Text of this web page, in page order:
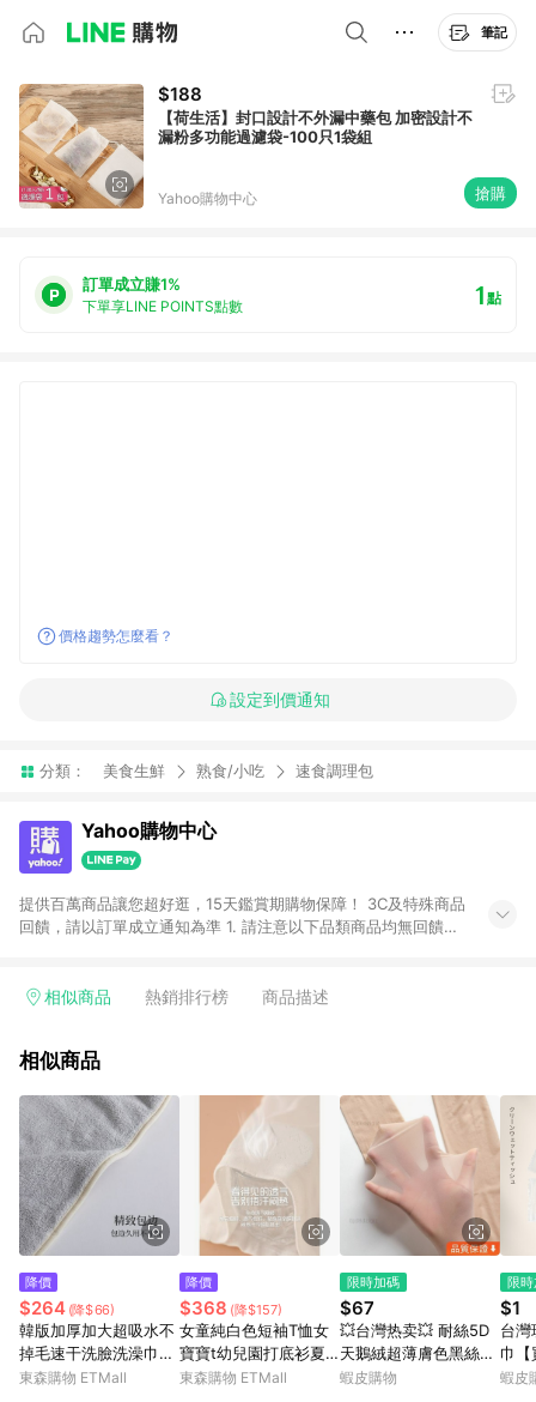
筆記
$188
【荷生活】封口設計不外漏中藥包 加密設計不
漏粉多功能過濾袋-100只1袋組
Yahoo購物中心 搶購
訂單成立賺1%
下單享LINE POINTS點數 1點
價格趨勢怎麼看？
設定到價通知
分類： 美食生鮮 熟食/小吃 速食調理包
Yahoo購物中心
提供百萬商品讓您超好逛，15天鑑賞期購物保障！ 3C及特殊商品
回饋，請以訂單成立通知為準 1. 請注意以下品類商品均無回饋：
電玩/遊戲/相機/單眼/鏡頭/拍立得 [2024/6/1起適用] -內接硬
的購回饋活動享Yahoo超贈點回饋者 - 購物中心商店之商品：商
3. 訂單回饋金額將扣除運費/購物金/超贈點/福利金/紅利折抵/折
價券等虛擬貨幣折抵 4. 大宗採購或批發轉賣不具回饋資格： 如
有相關事證認定您為大宗採購、批發轉賣而非最終消費使用者，
相關認定以Yahoo購物中心之認定為準
相似商品 熱銷排行榜 商品描述
相似商品
降價
$264 (降$66)
韓版加厚加大超吸水不
掉毛速干洗臉洗澡巾男
女學生宿舍毛巾用
東森購物 ETMall
降價
$368 (降$157)
女童純白色短袖T恤女
寶寶t幼兒園打底衫夏
季貼身睡衣純棉上衣背
東森購物 ETMall
限時加碼
$67
💥台灣热卖💥 耐絲5D
天鵝絨超薄膚色黑絲襪
女任意剪薄款連褲襪夏
蝦皮購物
限
$1
台灣
巾【
濕紙
蝦皮